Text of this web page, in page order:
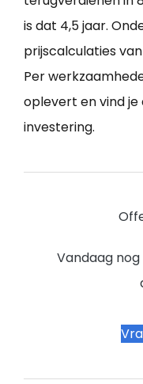
is dat 4,5 jaar.
prijscalculaties
Per
oplevert en vind
investering.
Vandaag